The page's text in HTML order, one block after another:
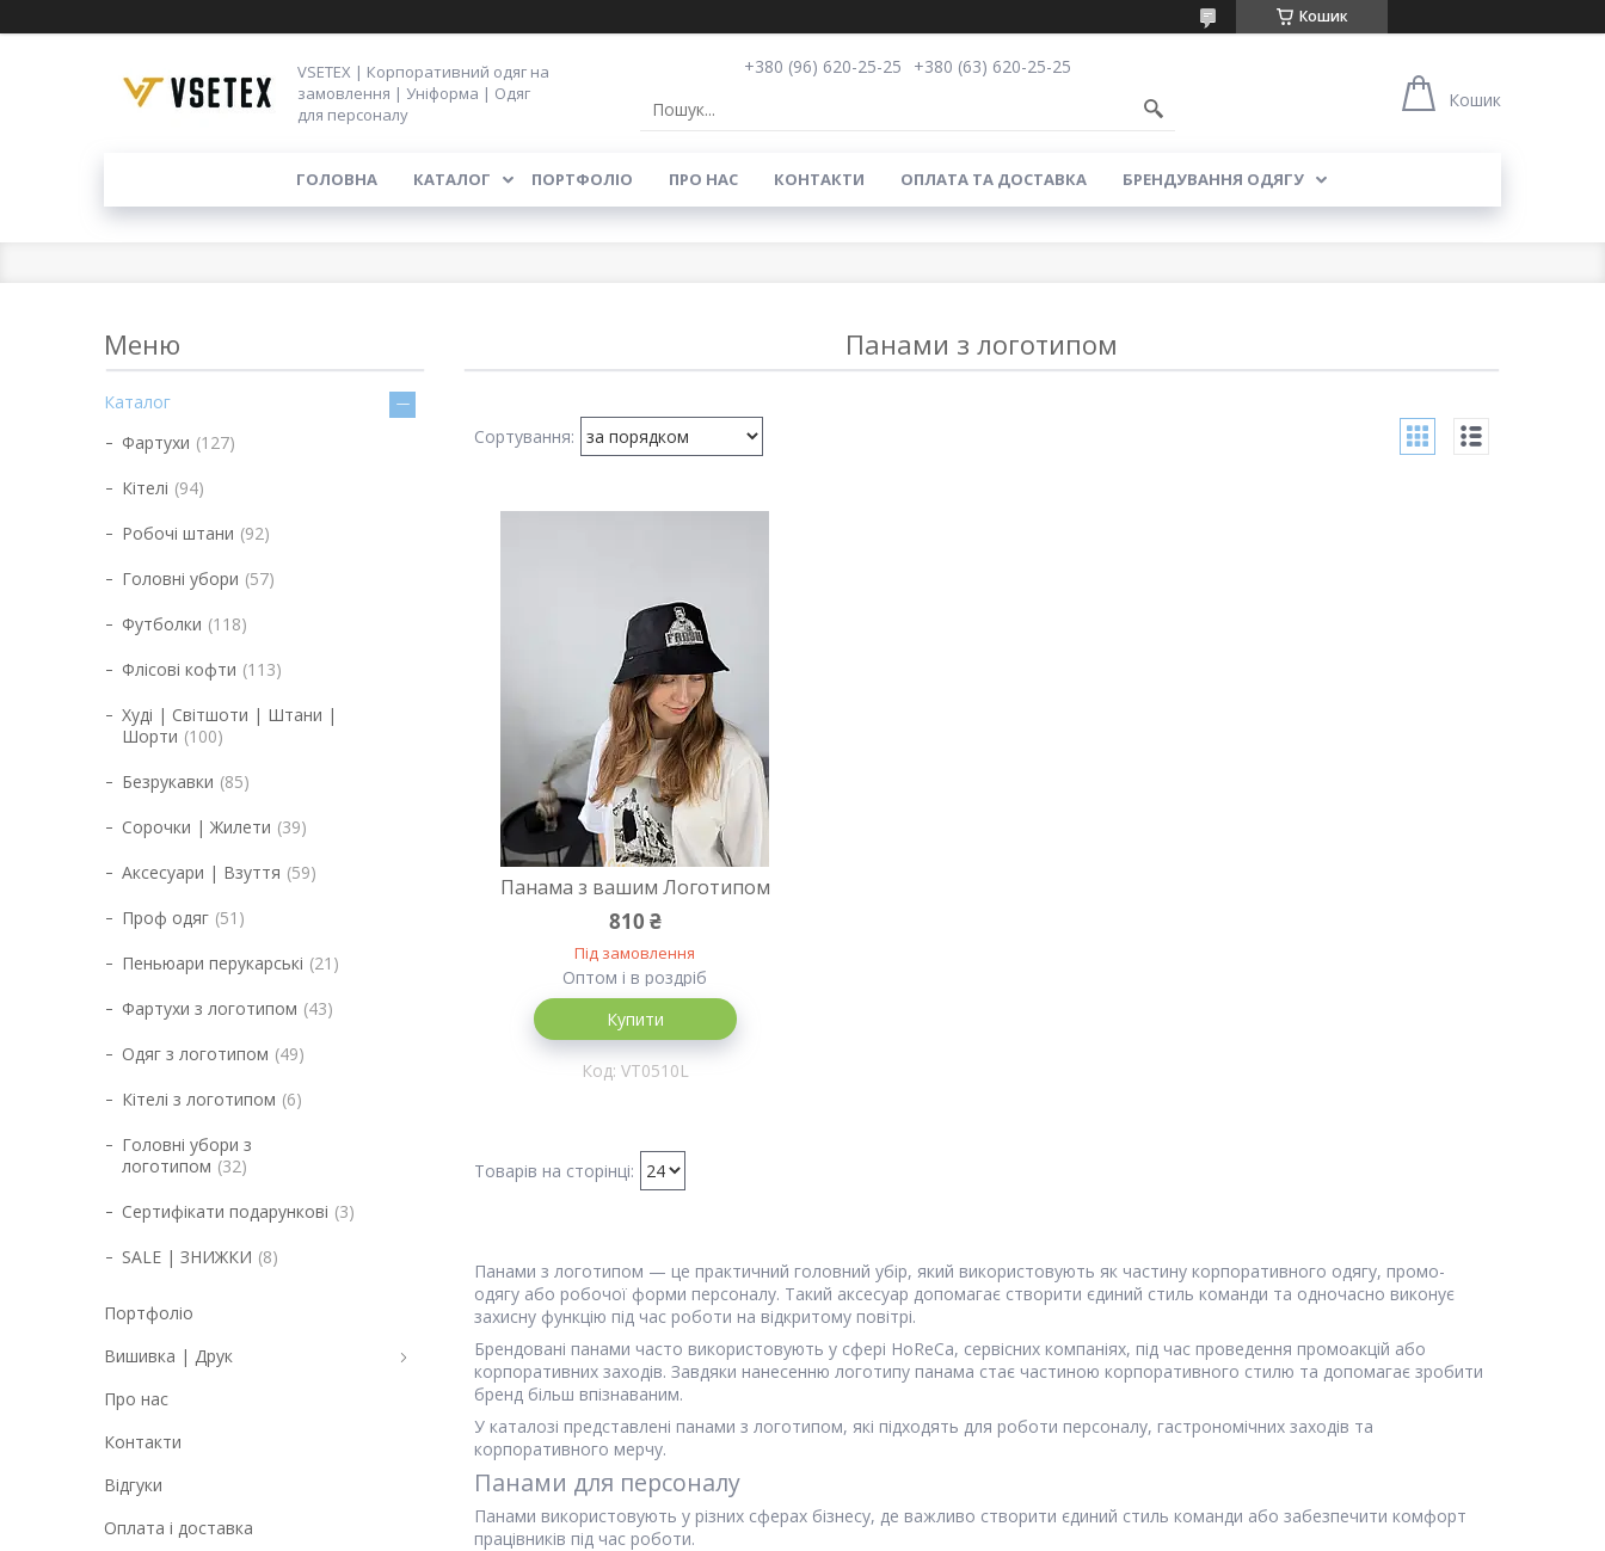
Кошик
VSETEX | Корпоративний одяг на
замовлення | Уніформа | Одяг
для персоналу
+380 (96) 620-25-25
+380 (63) 620-25-25
Кошик
ГОЛОВНА КАТАЛОГ ПОРТФОЛІО ПРО НАС КОНТАКТИ ОПЛАТА ТА ДОСТАВКА БРЕНДУВАННЯ ОДЯГУ
Панами з логотипом
Панама з вашим Логотипом
810 ₴
Під замовлення
Оптом і в роздріб
Купити
VT0510L
Панами з логотипом — це практичний головний убір, який використовують як частину корпоративного одягу, промо-
одягу або робочої форми персоналу. Такий аксесуар допомагає створити єдиний стиль команди та одночасно виконує
захисну функцію під час роботи на відкритому повітрі.
Брендовані панами часто використовують у сфері HoReCa, сервісних компаніях, під час проведення промоакцій або
корпоративних заходів. Завдяки нанесенню логотипу панама стає частиною корпоративного стилю та допомагає зробити
бренд більш впізнаваним.
У каталозі представлені панами з логотипом, які підходять для роботи персоналу, гастрономічних заходів та
корпоративного мерчу.
Панами для персоналу
Панами використовують у різних сферах бізнесу, де важливо створити єдиний стиль команди або забезпечити комфорт
працівників під час роботи.
Каталог
Фартухи 127
Кітелі 94
Робочі штани 92
Головні убори 57
Футболки 118
Флісові кофти 113
Худі | Світшоти | Штани |
Шорти 100
Безрукавки 85
Сорочки | Жилети 39
Аксесуари | Взуття 59
Проф одяг 51
Пеньюари перукарські 21
Фартухи з логотипом 43
Одяг з логотипом 49
Кітелі з логотипом 6
Головні убори з
логотипом 32
Сертифікати подарункові 3
SALE | ЗНИЖКИ 8
Портфоліо
Вишивка | Друк
Про нас
Контакти
Відгуки
Оплата і доставка